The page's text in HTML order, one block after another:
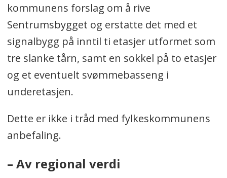
kommunens forslag om å rive
Sentrumsbygget og erstatte det med et
signalbygg på inntil ti etasjer utformet som
tre slanke tårn, samt en sokkel på to etasjer
og et eventuelt svømmebasseng i
underetasjen.
Dette er ikke i tråd med fylkeskommunens
anbefaling.
– Av regional verdi